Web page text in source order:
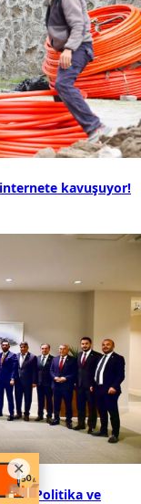
kavuşuyor!
Dış Politika ve